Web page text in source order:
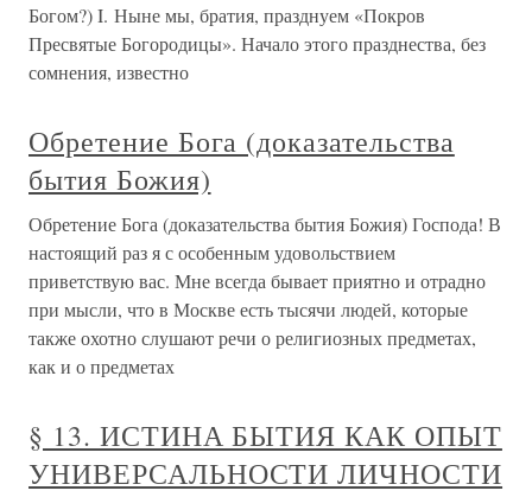
Богом?) I. Ныне мы, братия, празднуем «Покров
Пресвятые Богородицы». Начало этого празднества, без
сомнения, известно
Обретение Бога (доказательства
бытия Божия)
Обретение Бога (доказательства бытия Божия) Господа! В
настоящий раз я с особенным удовольствием
приветствую вас. Мне всегда бывает приятно и отрадно
при мысли, что в Москве есть тысячи людей, которые
также охотно слушают речи о религиозных предметах,
как и о предметах
§ 13. ИСТИНА БЫТИЯ КАК ОПЫТ
УНИВЕРСАЛЬНОСТИ ЛИЧНОСТИ